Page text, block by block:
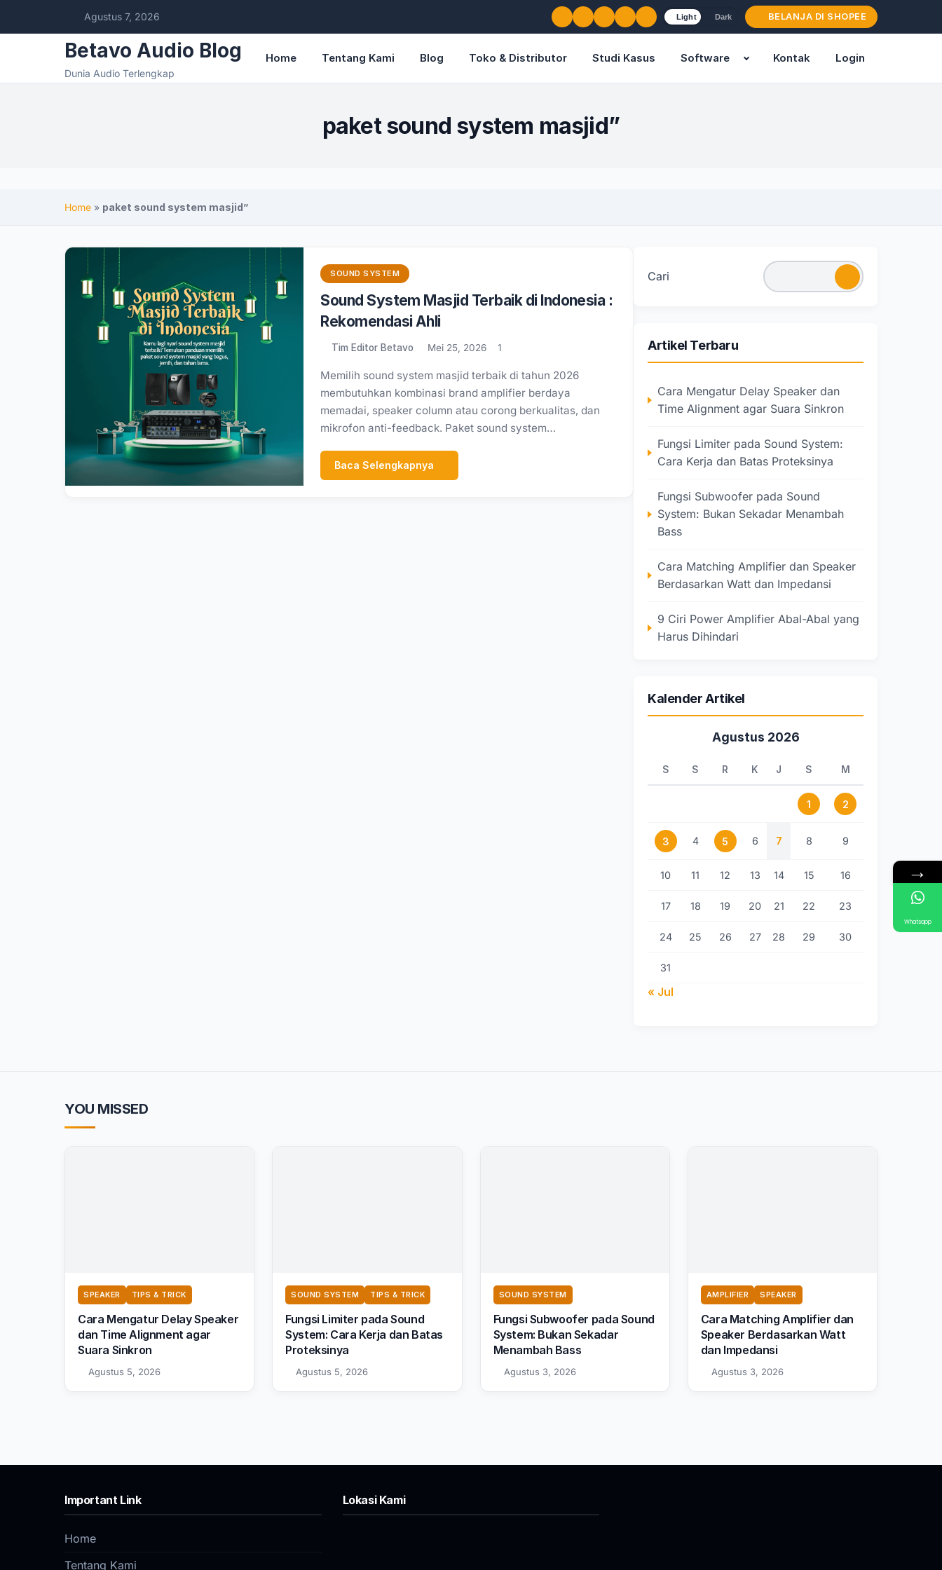
Agustus 7, 2026 Light Dark BELANJA DI SHOPEE
Betavo Audio Blog
Dunia Audio Terlengkap
Home Tentang Kami Blog Toko & Distributor Studi Kasus Software Kontak Login
paket sound system masjid”
Home » paket sound system masjid”
SOUND SYSTEM
Sound System Masjid Terbaik di Indonesia :
Rekomendasi Ahli
Tim Editor Betavo Mei 25, 2026 1
Memilih sound system masjid terbaik di tahun 2026
membutuhkan kombinasi brand amplifier berdaya
memadai, speaker column atau corong berkualitas, dan
mikrofon anti-feedback. Paket sound system…
Baca Selengkapnya
Cari
Artikel Terbaru
Cara Mengatur Delay Speaker dan
Time Alignment agar Suara Sinkron
Fungsi Limiter pada Sound System:
Cara Kerja dan Batas Proteksinya
Fungsi Subwoofer pada Sound
System: Bukan Sekadar Menambah
Bass
Cara Matching Amplifier dan Speaker
Berdasarkan Watt dan Impedansi
9 Ciri Power Amplifier Abal-Abal yang
Harus Dihindari
Kalender Artikel
Agustus 2026
S S R K J S M
1 2
3 4 5 6 7 8 9
10 11 12 13 14 15 16
17 18 19 20 21 22 23
24 25 26 27 28 29 30
31
« Jul
YOU MISSED
SPEAKER TIPS & TRICK
Cara Mengatur Delay Speaker
dan Time Alignment agar
Suara Sinkron
Agustus 5, 2026
SOUND SYSTEM TIPS & TRICK
Fungsi Limiter pada Sound
System: Cara Kerja dan Batas
Proteksinya
Agustus 5, 2026
SOUND SYSTEM
Fungsi Subwoofer pada Sound
System: Bukan Sekadar
Menambah Bass
Agustus 3, 2026
AMPLIFIER SPEAKER
Cara Matching Amplifier dan
Speaker Berdasarkan Watt
dan Impedansi
Agustus 3, 2026
Important Link
Home
Tentang Kami
Lokasi Kami
→
Whatsapp